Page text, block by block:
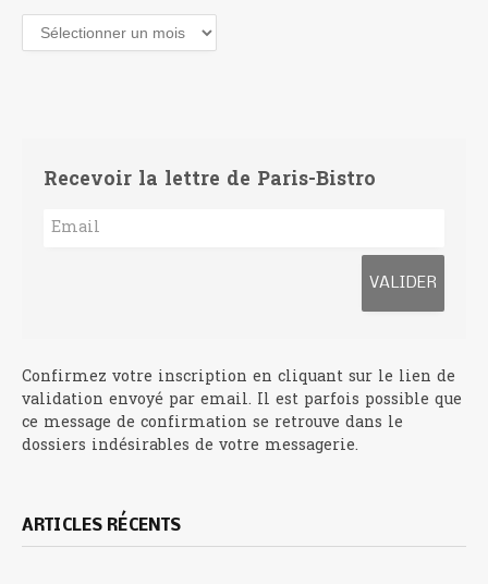
Archives
Recevoir la lettre de Paris-Bistro
Confirmez votre inscription en cliquant sur le lien de
validation envoyé par email. Il est parfois possible que
ce message de confirmation se retrouve dans le
dossiers indésirables de votre messagerie.
ARTICLES RÉCENTS